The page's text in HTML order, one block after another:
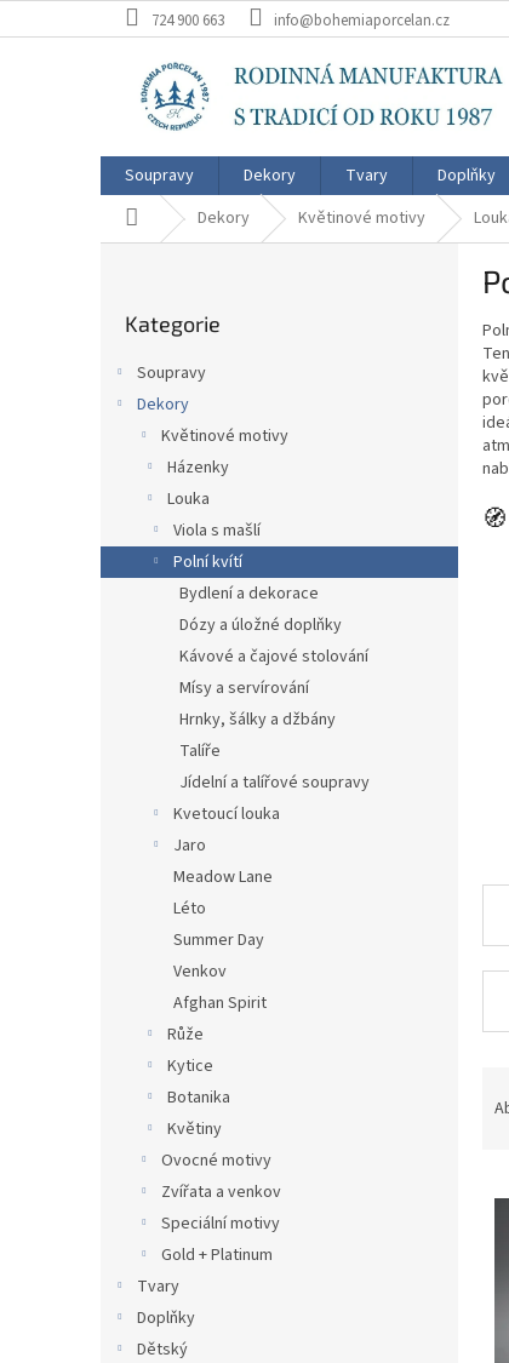
na
724 900 663 info@bohemiaporcelan.cz
Soupravy Dekory Tvary Doplňky
Domů Dekory Květinové motivy
n
e
kategorie
Kategorie
Soupravy
Dekory
Květinové motivy
Házenky
Louka
Viola s mašlí
Polní kvítí
Bydlení a dekorace
Dózy a úložné doplňky
Kávové a čajové stolování
Mísy a servírování
Hrnky, šálky a džbány
Talíře
Jídelní a talířové soupravy
Kvetoucí louka
Jaro
Meadow Lane
Léto
Summer Day
Venkov
Afghan Spirit
Růže
Kytice
Botanika
Květiny
Ovocné motivy
Zvířata a venkov
Speciální motivy
Gold + Platinum
Tvary
Doplňky
Dětský